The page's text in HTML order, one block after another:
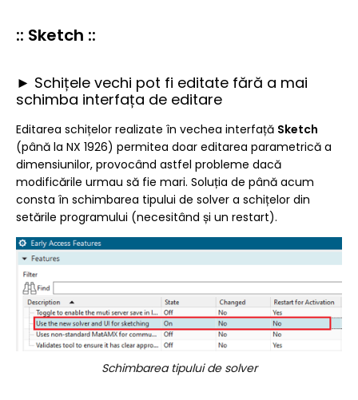
:: Sketch ::
► Schițele vechi pot fi editate fără a mai
schimba interfața de editare
Editarea schițelor realizate în vechea interfață Sketch
(până la NX 1926) permitea doar editarea parametrică a
dimensiunilor, provocând astfel probleme dacă
modificările urmau să fie mari. Soluția de până acum
consta în schimbarea tipului de solver a schițelor din
setările programului (necesitând și un restart).
Schimbarea tipului de solver